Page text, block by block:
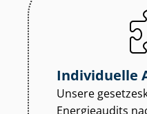
Individuelle
Unsere
Energieaudits